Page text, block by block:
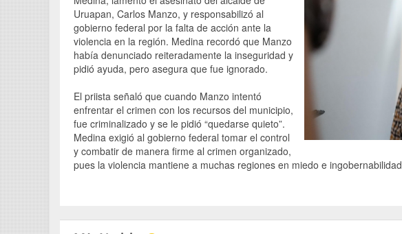
Uruapan, Carlos Manzo, y responsabilizó al
gobierno federal por la falta de acción ante la
violencia en la región. Medina recordó que Manzo
había denunciado reiteradamente la inseguridad y
pidió ayuda, pero asegura que fue ignorado.
El priista señaló que cuando Manzo intentó
enfrentar el crimen con los recursos del municipio,
fue criminalizado y se le pidió “quedarse quieto”.
Medina exigió al gobierno federal tomar el control
y combatir de manera firme al crimen organizado,
pues la violencia mantiene a muchas regiones en miedo e ingobernabilidad